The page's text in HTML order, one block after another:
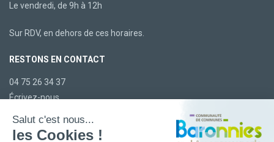
Le vendredi, de 9h à 12h
Sur RDV, en dehors de ces horaires.
RESTONS EN CONTACT
04 75 26 34 37
Écrivez-nous